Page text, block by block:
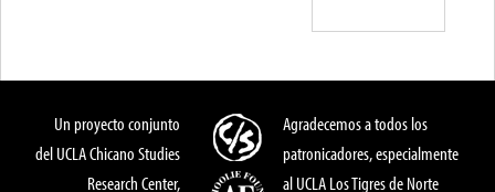
Un proyecto conjunto
del UCLA Chicano Studies
Research Center,
Agradecemos a todos los
patronicadores, especialmente
al UCLA Los Tigres de Norte